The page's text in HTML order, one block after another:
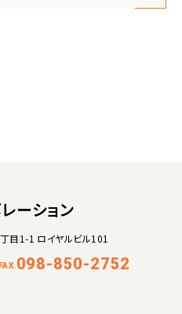
ーション
目1-1 ロイヤルビル101
FAX. 098-850-2752